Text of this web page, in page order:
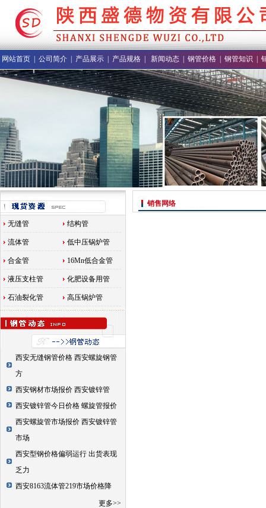
网站首页 公司简介 产品展示 产品规格 新闻动态 钢管价格 钢管知识
无缝管 结构管
流体管 低中压锅炉管
合金管 16Mn低合金管
液压支柱管 化肥设备用管
石油裂化管 高压锅炉管
西安无缝钢管价格 西安螺旋钢管
方
西安钢材市场报价 西安镀锌管
西安镀锌管今日价格 螺旋管报价
西安螺旋管市场报价 西安镀锌管
市场
西安型钢价格偏弱运行 出货表现
乏力
西安8163流体管219市场价格降
更多>>
销售网络